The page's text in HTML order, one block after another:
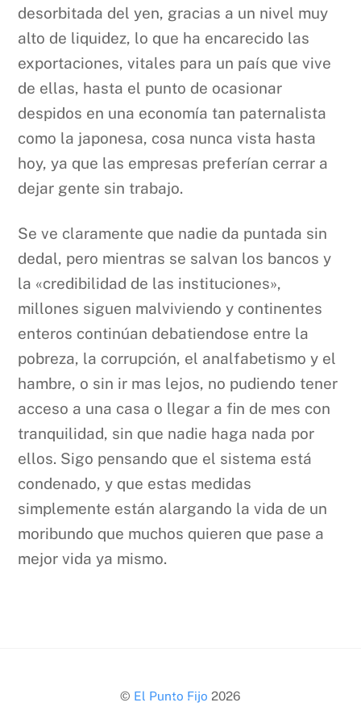
desorbitada del yen, gracias a un nivel muy
alto de liquidez, lo que ha encarecido las
exportaciones, vitales para un país que vive
de ellas, hasta el punto de ocasionar
despidos en una economía tan paternalista
como la japonesa, cosa nunca vista hasta
hoy, ya que las empresas preferían cerrar a
dejar gente sin trabajo.
Se ve claramente que nadie da puntada sin
dedal, pero mientras se salvan los bancos y
la «credibilidad de las instituciones»,
millones siguen malviviendo y continentes
enteros continúan debatiendose entre la
pobreza, la corrupción, el analfabetismo y el
hambre, o sin ir mas lejos, no pudiendo tener
acceso a una casa o llegar a fin de mes con
tranquilidad, sin que nadie haga nada por
ellos. Sigo pensando que el sistema está
condenado, y que estas medidas
simplemente están alargando la vida de un
moribundo que muchos quieren que pase a
mejor vida ya mismo.
Back
© El Punto Fijo 2026